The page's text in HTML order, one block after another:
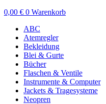
0,00 € 0 Warenkorb
ABC
Atemregler
Bekleidung
Blei & Gurte
Bücher
Flaschen & Ventile
Instrumente & Computer
Jackets & Tragesysteme
Neopren